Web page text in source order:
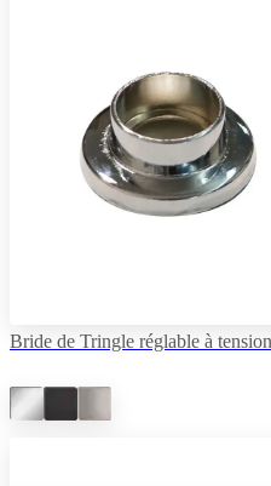
Bride de Tringle réglable à